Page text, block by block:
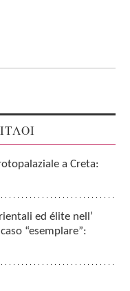
a Creta:
ed élite nell’
“esemplare”: